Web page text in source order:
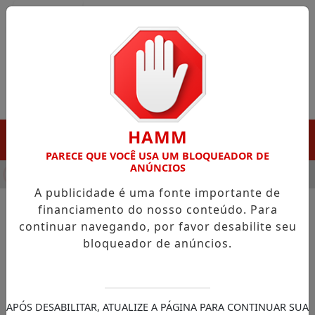
EM PORTO GRANDE COM ATUAÇÃO VOLTADA AO
NOTÍCIAS/LARANJAL DO JARI
Agentes comunitários de
sobre desobstrução de vias
HAMM
PARECE QUE VOCÊ USA UM BLOQUEADOR DE
ANÚNCIOS
A publicidade é uma fonte importante de
financiamento do nosso conteúdo. Para
continuar navegando, por favor desabilite seu
bloqueador de anúncios.
APÓS DESABILITAR, ATUALIZE A PÁGINA PARA CONTINUAR SUA